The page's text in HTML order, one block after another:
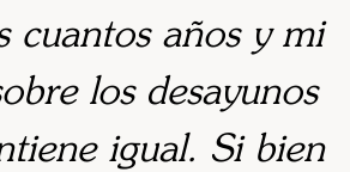
cuantos años y mi
los desayunos
igual. Si bien